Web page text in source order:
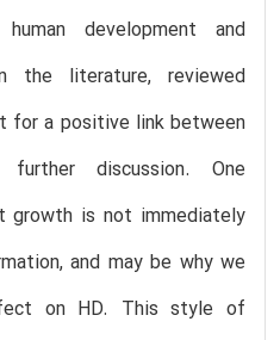
development and
the literature, reviewed
for a positive link between
discussion. One
growth is not immediately
and may be why we
on HD. This style of